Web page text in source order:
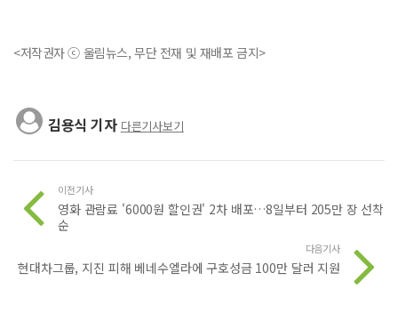
<저작권자 ⓒ 울림뉴스, 무단 전재 및 재배포 금지>
김용식 기자 다른기사보기
이전기사
영화 관람료 '6000원 할인권' 2차 배포…8일부터 205만 장 선착
순
다음기사
현대차그룹, 지진 피해 베네수엘라에 구호성금 100만 달러 지원